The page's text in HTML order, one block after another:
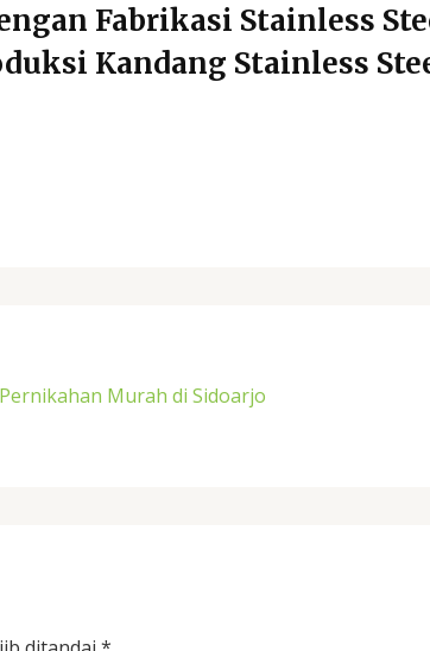
Fabrikasi Stainless
Kandang Stainless
Murah di Sidoarjo